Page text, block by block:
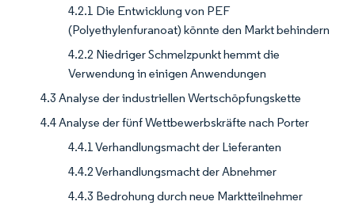
4.2.1 Die Entwicklung von PEF
(Polyethylenfuranoat) könnte den Markt behindern
4.2.2 Niedriger Schmelzpunkt hemmt die
Verwendung in einigen Anwendungen
4.3 Analyse der industriellen Wertschöpfungskette
4.4 Analyse der fünf Wettbewerbskräfte nach Porter
4.4.1 Verhandlungsmacht der Lieferanten
4.4.2 Verhandlungsmacht der Abnehmer
4.4.3 Bedrohung durch neue Marktteilnehmer